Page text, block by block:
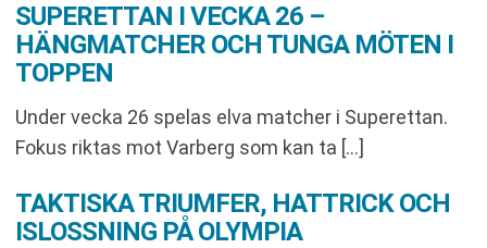
SUPERETTAN I VECKA 26 –
HÄNGMATCHER OCH TUNGA MÖTEN I
TOPPEN
Under vecka 26 spelas elva matcher i Superettan.
Fokus riktas mot Varberg som kan ta […]
TAKTISKA TRIUMFER, HATTRICK OCH
ISLOSSNING PÅ OLYMPIA